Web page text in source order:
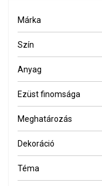
Márka
Szín
Anyag
Ezüst finomsága
Meghatározás
Dekoráció
Téma